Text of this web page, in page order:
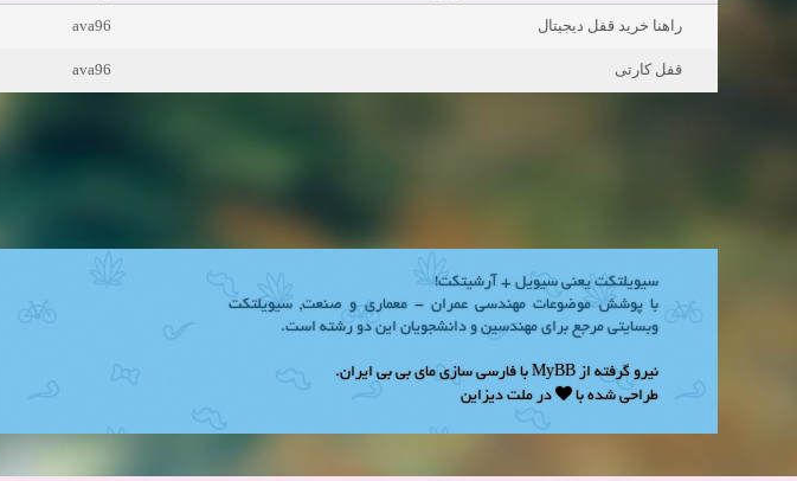
راهنا خرید قفل دیجیتال ava96
قفل کارتی ava96
سیویلتکت یعنی سیویل + آرشیتکت!
با پوشش موضوعات مهندسی عمران - معماری و صنعت, سیویلتکت
وبسایتی مرجع برای مهندسین و دانشجویان این دو رشته است.
نیرو گرفته ازMyBB با فارسی سازیمای بی بی ایران.
طراحی شده با
درملت دیزاین